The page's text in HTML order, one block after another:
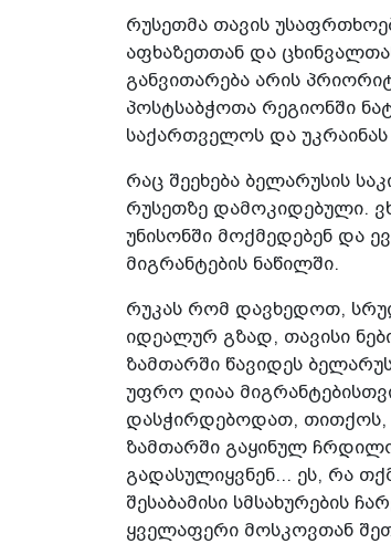
რუსეთმა თავის
აფხაზეთთან და
განვითარება არის
პოსტსაბჭოთა რეგიონში
საქართველოს და უკრაინას
რაც შეეხება ბელარუსის
რუსეთზე დამოკიდებული.
უნისონში მოქმედებენ და
მიგრანტების ნაწილში.
რუკას რომ დავხედოთ,
იდეალურ გზად, თავისი
ზამთარში წავიდეს
უფრო ღიაა
დასჭირდებოდათ, თითქოს,
ზამთარში გაყინულ
გადასულიყვნენ... ეს, რა
შესაბამისი სმსახურების
ყველაფერი მოსკოვთან